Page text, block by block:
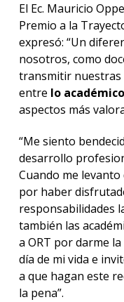
El Ec. Mauricio
Premio a la
expresó: “Un
nosotros, como
transmitir nuestras
entre lo
aspectos más
“Me siento
desarrollo
Cuando me
por haber
responsabilidades
también las
a ORT por darme
día de mi vida e
a que hagan este
la pena”.